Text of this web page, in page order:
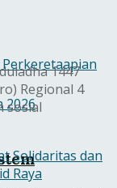
1447
Regional 4
sosial